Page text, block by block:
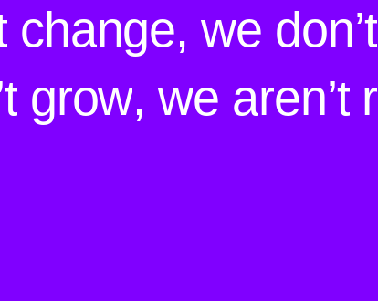
change, we don’t
t grow, we aren’t r